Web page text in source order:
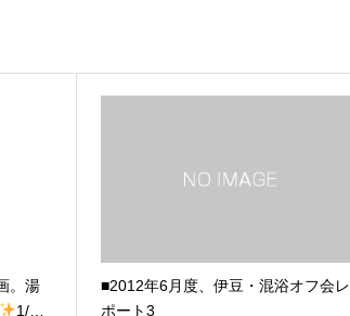
。湯
1/…
■2012年6月度、伊豆・混浴オフ会レ
ポート3